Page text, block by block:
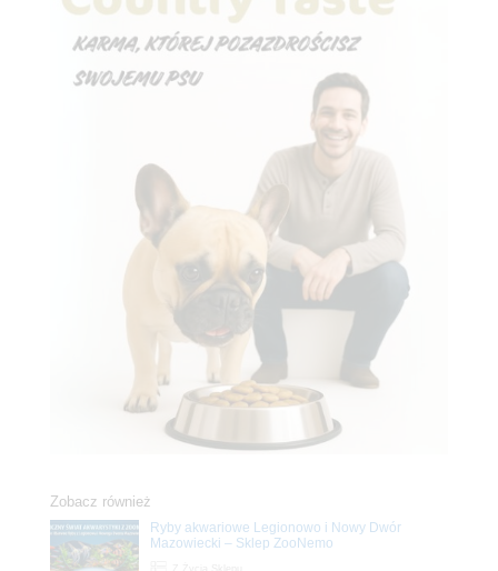
Zobacz również
Ryby akwariowe Legionowo i Nowy Dwór
Mazowiecki – Sklep ZooNemo